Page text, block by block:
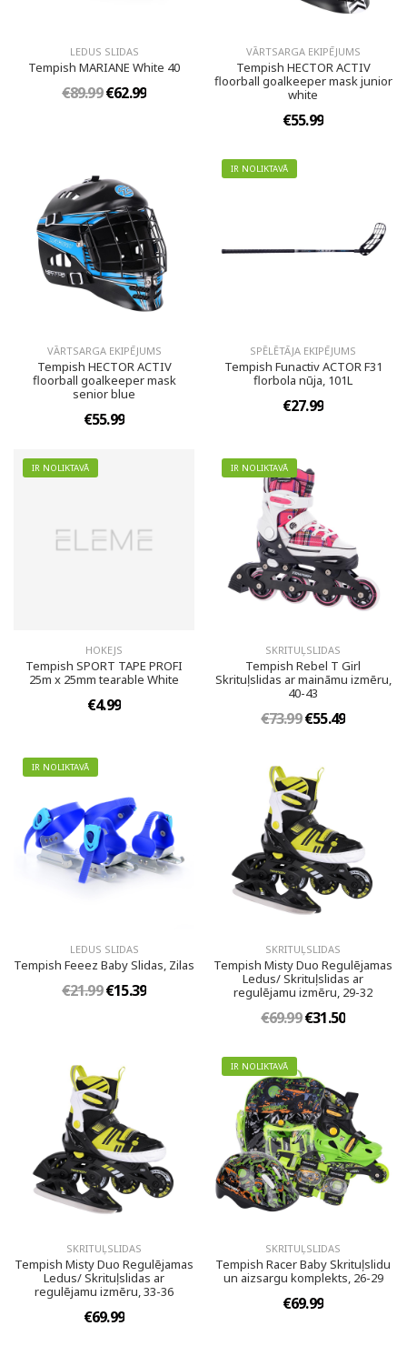
LEDUS SLIDAS
Tempish MARIANE White 40
€89.99€62.99
VĀRTSARGA EKIPĒJUMS
Tempish HECTOR ACTIV
floorball goalkeeper mask junior
white
€55.99
VĀRTSARGA EKIPĒJUMS
Tempish HECTOR ACTIV
floorball goalkeeper mask
senior blue
€55.99
IR NOLIKTAVĀ
SPĒLĒTĀJA EKIPĒJUMS
Tempish Funactiv ACTOR F31
florbola nūja, 101L
€27.99
IR NOLIKTAVĀ
HOKEJS
Tempish SPORT TAPE PROFI
25m x 25mm tearable White
€4.99
IR NOLIKTAVĀ
SKRITUĻSLIDAS
Tempish Rebel T Girl
Skrituļslidas ar maināmu izmēru,
40-43
€73.99€55.49
IR NOLIKTAVĀ
LEDUS SLIDAS
Tempish Feeez Baby Slidas, Zilas
€21.99€15.39
SKRITUĻSLIDAS
Tempish Misty Duo Regulējamas
Ledus/ Skrituļslidas ar
regulējamu izmēru, 29-32
€69.99€31.50
SKRITUĻSLIDAS
Tempish Misty Duo Regulējamas
Ledus/ Skrituļslidas ar
regulējamu izmēru, 33-36
€69.99
IR NOLIKTAVĀ
SKRITUĻSLIDAS
Tempish Racer Baby Skrituļslidu
un aizsargu komplekts, 26-29
€69.99